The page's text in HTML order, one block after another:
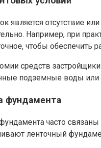
отсутствие
Например, при
чтобы обеспечить
средств
подземные воды или
фундамента
часто связаны
ленточный